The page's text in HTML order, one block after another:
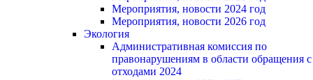
Мероприятия, новости 2024 год
Мероприятия, новости 2026 год
Экология
Административная комиссия по
правонарушениям в области обращения с
отходами 2024